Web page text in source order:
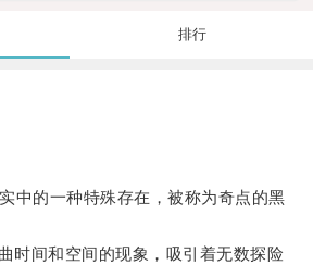
排行
的一种特殊存在，被称为奇点的黑
间和空间的现象，吸引着无数探险